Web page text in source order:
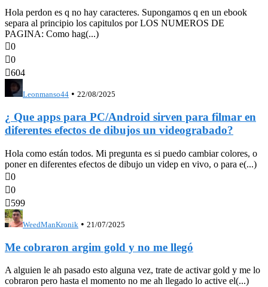
Hola perdon es q no hay caracteres. Supongamos q en un ebook
separa al principio los capitulos por LOS NUMEROS DE
PAGINA: Como hag(...)
0
0
604
Leonmanso44 • 22/08/2025
¿ Que apps para PC/Android sirven para filmar en
diferentes efectos de dibujos un videograbado?
Hola como están todos. Mi pregunta es si puedo cambiar colores, o
poner en diferentes efectos de dibujo un videp en vivo, o para e(...)
0
0
599
WeedManKronik • 21/07/2025
Me cobraron argim gold y no me llegó
A alguien le ah pasado esto alguna vez, trate de activar gold y me lo
cobraron pero hasta el momento no me ah llegado lo active el(...)